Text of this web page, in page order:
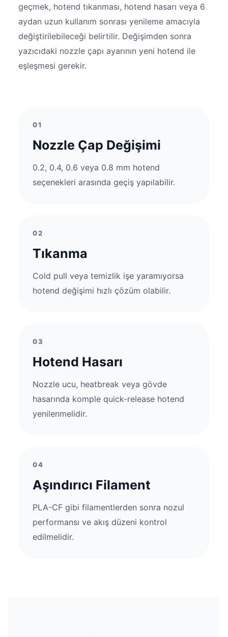
geçmek, hotend tıkanması, hotend hasarı veya 6
aydan uzun kullanım sonrası yenileme amacıyla
değiştirilebileceği belirtilir. Değişimden sonra
yazıcıdaki nozzle çapı ayarının yeni hotend ile
eşleşmesi gerekir.
01
Nozzle Çap Değişimi
0.2, 0.4, 0.6 veya 0.8 mm hotend
seçenekleri arasında geçiş yapılabilir.
02
Tıkanma
Cold pull veya temizlik işe yaramıyorsa
hotend değişimi hızlı çözüm olabilir.
03
Hotend Hasarı
Nozzle ucu, heatbreak veya gövde
hasarında komple quick-release hotend
yenilenmelidir.
04
Aşındırıcı Filament
PLA-CF gibi filamentlerden sonra nozul
performansı ve akış düzeni kontrol
edilmelidir.